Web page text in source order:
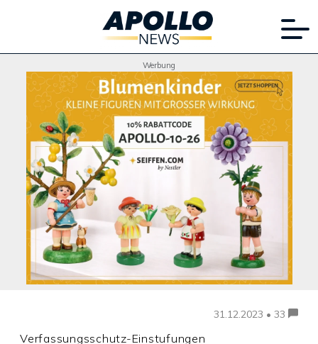
Werbung
31.12.2023 • 33
Verfassungsschutz-Einstufungen